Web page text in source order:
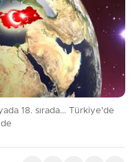
18. sırada... Türkiye'de